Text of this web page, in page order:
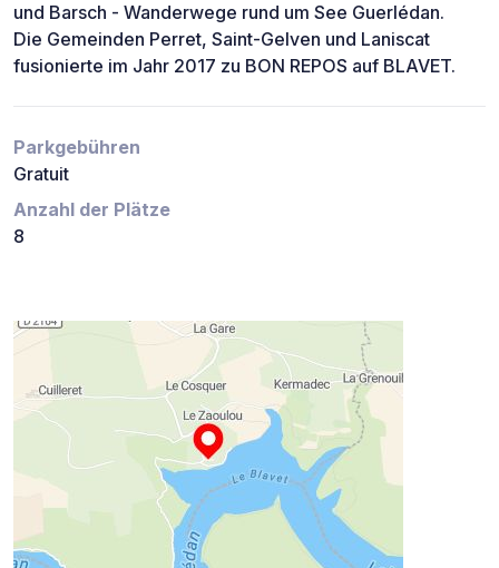
und Barsch - Wanderwege rund um See Guerlédan.
Die Gemeinden Perret, Saint-Gelven und Laniscat
fusionierte im Jahr 2017 zu BON REPOS auf BLAVET.
Parkgebühren
Gratuit
Anzahl der Plätze
8